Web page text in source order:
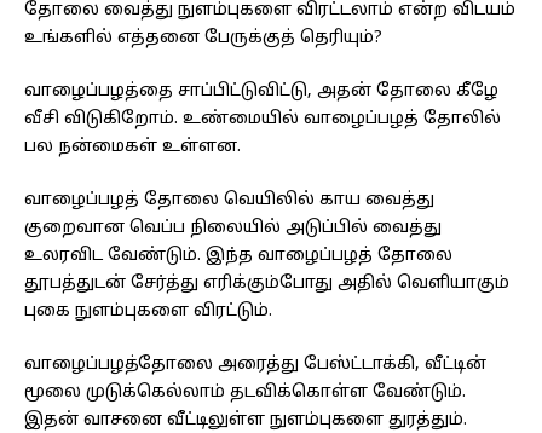
தோலை வைத்து நுளம்புகளை விரட்டலாம் என்ற விடயம்
உங்களில் எத்தனை பேருக்குத் தெரியும்?
வாழைப்பழத்தை சாப்பிட்டுவிட்டு, அதன் தோலை கீழே
வீசி விடுகிறோம். உண்மையில் வாழைப்பழத் தோலில்
பல நன்மைகள் உள்ளன.
வாழைப்பழத் தோலை வெயிலில் காய வைத்து
குறைவான வெப்ப நிலையில் அடுப்பில் வைத்து
உலரவிட வேண்டும். இந்த வாழைப்பழத் தோலை
தூபத்துடன் சேர்த்து எரிக்கும்போது அதில் வெளியாகும்
புகை நுளம்புகளை விரட்டும்.
வாழைப்பழத்தோலை அரைத்து பேஸ்ட்டாக்கி, வீட்டின்
மூலை முடுக்கெல்லாம் தடவிக்கொள்ள வேண்டும்.
இதன் வாசனை வீட்டிலுள்ள நுளம்புகளை துரத்தும்.